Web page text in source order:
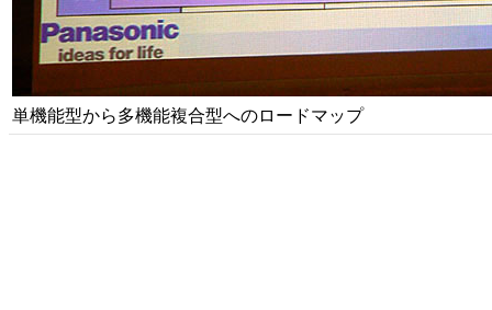
単機能型から多機能複合型へのロードマップ